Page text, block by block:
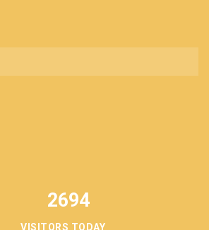
2694
VISITORS TODAY